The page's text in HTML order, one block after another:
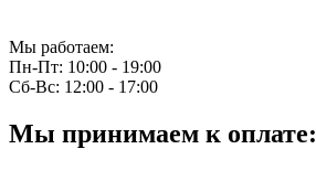
Мы работаем:
Пн-Пт: 10:00 - 19:00
Сб-Вс: 12:00 - 17:00
Мы принимаем к оплате: